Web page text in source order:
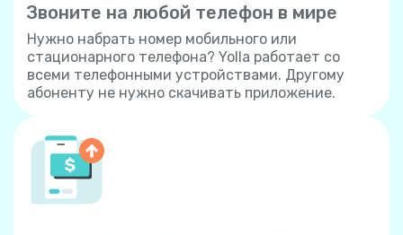
Звоните на любой телефон в мире
Нужно набрать номер мобильного или
стационарного телефона? Yolla работает со
всеми телефонными устройствами. Другому
абоненту не нужно скачивать приложение.